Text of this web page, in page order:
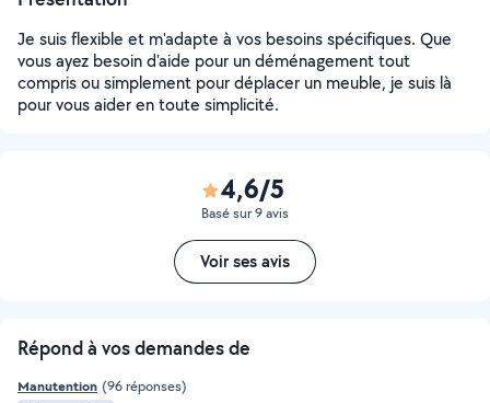
Je suis flexible et m'adapte à vos besoins spécifiques. Que
vous ayez besoin d'aide pour un déménagement tout
compris ou simplement pour déplacer un meuble, je suis là
pour vous aider en toute simplicité.
4,6/5
Basé sur 9 avis
Voir ses avis
Répond à vos demandes de
Manutention (96 réponses)